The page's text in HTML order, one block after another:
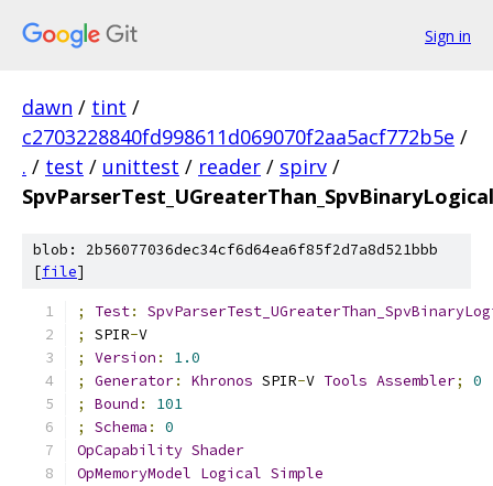
Sign in
dawn / tint /
c2703228840fd998611d069070f2aa5acf772b5e /
. / test / unittest / reader / spirv /
blob: 2b56077036dec34cf6d64ea6f85f2d7a8d521bbb
[file]
; Test:
;
SPIR-V
;
Version :
1.0
;
Generator: Khronos SPIR-V Tools Assembler;
0
;
Bound :
101
;
Schema :
0
OpCapability Shader
OpMemoryModel Logical Simple